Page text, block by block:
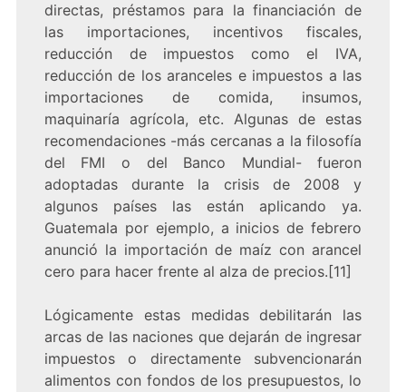
directas, préstamos para la financiación de
las importaciones, incentivos fiscales,
reducción de impuestos como el IVA,
reducción de los aranceles e impuestos a las
importaciones de comida, insumos,
maquinaría agrícola, etc. Algunas de estas
recomendaciones -más cercanas a la filosofía
del FMI o del Banco Mundial- fueron
adoptadas durante la crisis de 2008 y
algunos países las están aplicando ya.
Guatemala por ejemplo, a inicios de febrero
anunció la importación de maíz con arancel
cero para hacer frente al alza de precios.[11]
Lógicamente estas medidas debilitarán las
arcas de las naciones que dejarán de ingresar
impuestos o directamente subvencionarán
alimentos con fondos de los presupuestos, lo